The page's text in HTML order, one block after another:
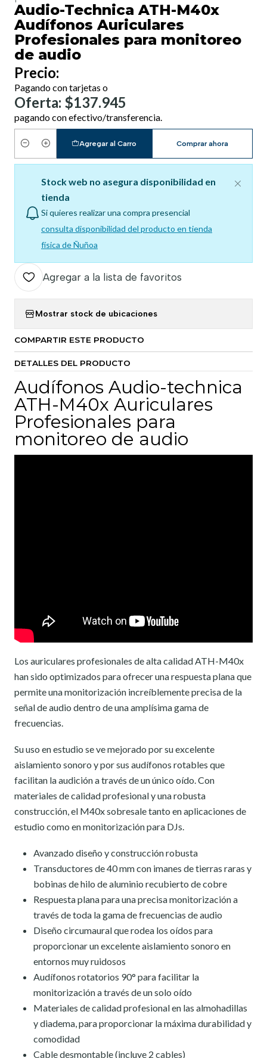
Audio-Technica ATH-M40x
Audífonos Auriculares
Profesionales para monitoreo
de audio
Precio:
Pagando con tarjetas o
Oferta: $137.945
pagando con efectivo/transferencia.
Cantidad
Agregar al Carro Comprar ahora
Stock web no asegura disponibilidad en
tienda
Si quieres realizar una compra presencial
consulta disponibilidad del producto en tienda
física de Ñuñoa
Agregar a la lista de favoritos
Mostrar stock de ubicaciones
COMPARTIR ESTE PRODUCTO
DETALLES DEL PRODUCTO
Audífonos Audio-technica
ATH-M40x Auriculares
Profesionales para
monitoreo de audio
Los auriculares profesionales de alta calidad ATH-M40x
han sido optimizados para ofrecer una respuesta plana que
permite una monitorización increíblemente precisa de la
señal de audio dentro de una amplísima gama de
frecuencias.
Su uso en estudio se ve mejorado por su excelente
aislamiento sonoro y por sus audífonos rotables que
facilitan la audición a través de un único oído. Con
materiales de calidad profesional y una robusta
construcción, el M40x sobresale tanto en aplicaciones de
estudio como en monitorización para DJs.
Avanzado diseño y construcción robusta
Transductores de 40 mm con imanes de tierras raras y
bobinas de hilo de aluminio recubierto de cobre
Respuesta plana para una precisa monitorización a
través de toda la gama de frecuencias de audio
Diseño circumaural que rodea los oídos para
proporcionar un excelente aislamiento sonoro en
entornos muy ruidosos
Audífonos rotatorios 90° para facilitar la
monitorización a través de un solo oído
Materiales de calidad profesional en las almohadillas
y diadema, para proporcionar la máxima durabilidad y
comodidad
Cable desmontable (incluye 2 cables)